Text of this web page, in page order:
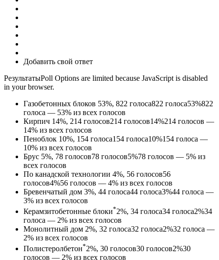
Добавить свой ответ
РезультатыPoll Options are limited because JavaScript is disabled
in your browser.
Газобетонных блоков 53%, 822 голоса822 голоса53%822
голоса — 53% из всех голосов
Кирпич 14%, 214 голосов214 голосов14%214 голосов —
14% из всех голосов
Пеноблок 10%, 154 голоса154 голоса10%154 голоса —
10% из всех голосов
Брус 5%, 78 голосов78 голосов5%78 голосов — 5% из
всех голосов
По канадской технологии 4%, 56 голосов56
голосов4%56 голосов — 4% из всех голосов
Бревенчатый дом 3%, 44 голоса44 голоса3%44 голоса —
3% из всех голосов
Керамзитобетонные блоки*2%, 34 голоса34 голоса2%34
голоса — 2% из всех голосов
Монолитный дом 2%, 32 голоса32 голоса2%32 голоса —
2% из всех голосов
Полистеролбетон*2%, 30 голосов30 голосов2%30
голосов — 2% из всех голосов